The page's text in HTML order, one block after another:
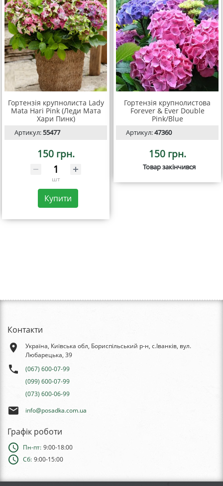
Гортензія крупнолиста Lady
Mata Hari Pink (Леди Мата
Хари Пинк)
Артикул:55477
150 грн.
шт
Купити
Гортензія крупнолистова
Forever & Ever Double
Pink/Blue
Артикул:47360
150 грн.
Товар закінчився
Контакти
place
Україна, Київська обл, Бориспільський р-н, с.Іванків, вул.
Любарецька, 39
phone
(067) 600-07-99
(099) 600-07-99
(073) 600-06-99
email info@posadka.com.ua
Графік роботи
schedule Пн-пт: 9:00-18:00
schedule Сб: 9:00-15:00